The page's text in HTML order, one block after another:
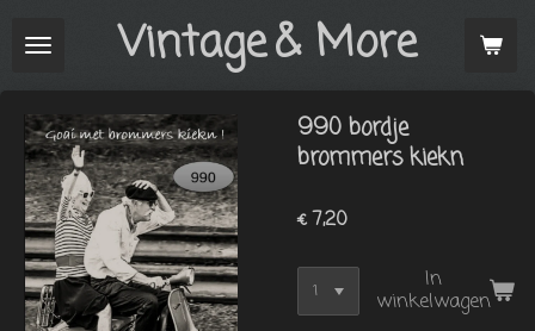
direct
hoofdinhoud
Vintage& More
990 bordje
brommers kiekn
€ 7,20
In
winkelwagen